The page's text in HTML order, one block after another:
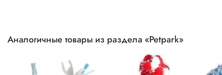
Аналогичные товары из раздела «Petpark»